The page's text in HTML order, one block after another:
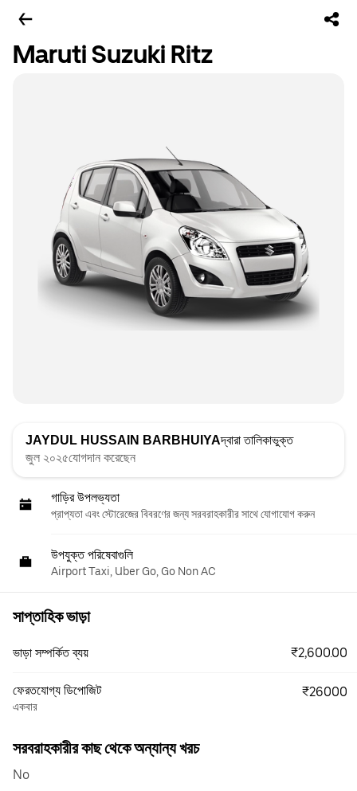
Maruti Suzuki Ritz
JAYDUL HUSSAIN BARBHUIYAদ্বারা তালিকাভুক্ত
জুল ২০২৫যোগদান করেছেন
গাড়ির উপলভ্যতা
প্রাপ্যতা এবং স্টোরেজের বিবরণের জন্য সরবরাহকারীর সাথে যোগাযোগ করুন
উপযুক্ত পরিষেবাগুলি
Airport Taxi, Uber Go, Go Non AC
সাপ্তাহিক ভাড়া
ভাড়া সম্পর্কিত ব্যয় ₹2,600.00
ফেরতযোগ্য ডিপোজিট
একবার
₹26000
সরবরাহকারীর কাছ থেকে অন্যান্য খরচ
No